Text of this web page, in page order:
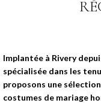
Implantée à Rivery
spécialisée dans les
proposons une
costumes de mariage